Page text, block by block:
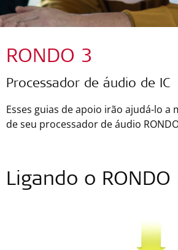
RONDO 3
Processador de áudio de IC
Esses guias de apoio irão ajudá-lo a
de seu processador de áudio
Ligando o RONDO